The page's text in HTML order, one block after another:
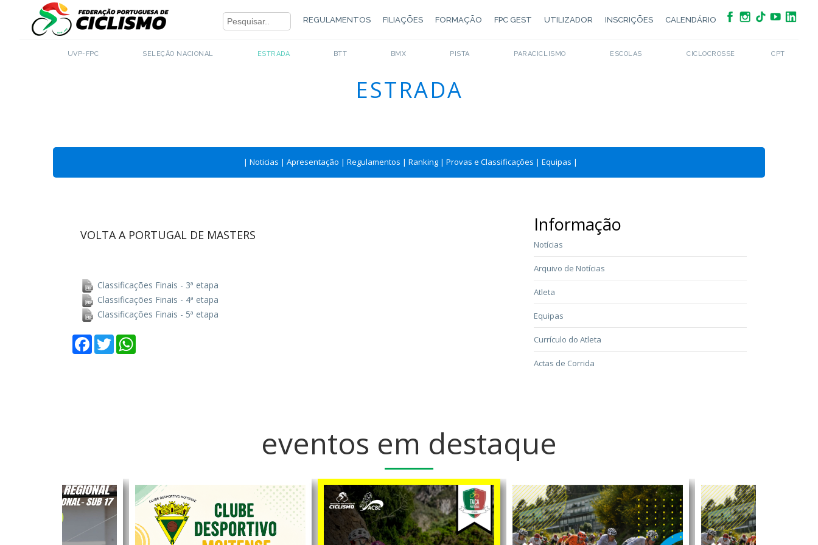
REGULAMENTOS FILIAÇÕES FORMAÇÃO FPC GEST UTILIZADOR INSCRIÇÕES CALENDÁRIO
UVP-FPC SELEÇÃO NACIONAL ESTRADA BTT BMX PISTA PARACICLISMO ESCOLAS CICLOCROSSE CPT
ESTRADA
| Noticias | Apresentação | Regulamentos | Ranking | Provas e Classificações | Equipas |
VOLTA A PORTUGAL DE MASTERS
Classificações Finais - 3ª etapa
Classificações Finais - 4ª etapa
Classificações Finais - 5ª etapa
Facebook
Twitter
Informação
Notícias
Arquivo de Notícias
Atleta
Equipas
Currículo do Atleta
Actas de Corrida
eventos em destaque